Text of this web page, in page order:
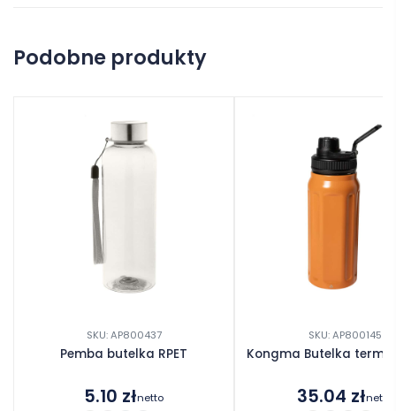
Podobne produkty
SKU: AP800437
Pemba butelka RPET
5.10 złnetto
SKU: AP800145
Kongma Butelka
35.04 złnetto